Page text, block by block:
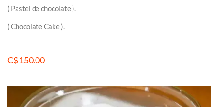
( Pastel de chocolate ).
( Chocolate Cake ).
C$ 150.00